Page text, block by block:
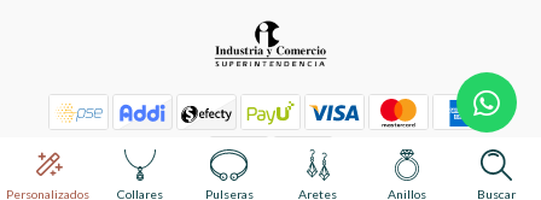
Personalizados Collares Pulseras Aretes Anillos Buscar
Power by Placecommerce